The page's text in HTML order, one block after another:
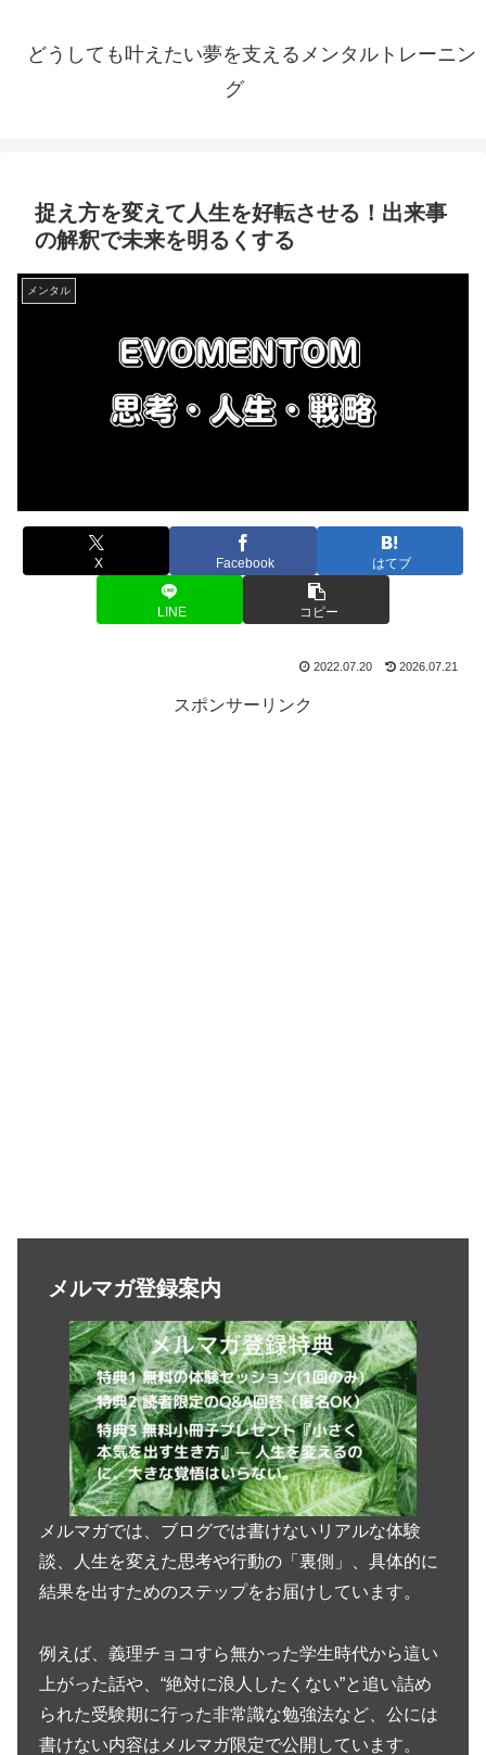
どうしても叶えたい夢を支えるメンタルトレーニン
グ
捉え方を変えて人生を好転させる！出来事
の解釈で未来を明るくする
メンタル
X Facebook はてブ
LINE コピー
2022.07.20 2026.07.21
スポンサーリンク
メルマガ登録案内
メルマガでは、ブログでは書けないリアルな体験
談、人生を変えた思考や行動の「裏側」、具体的に
結果を出すためのステップをお届けしています。
例えば、義理チョコすら無かった学生時代から這い
上がった話や、“絶対に浪人したくない”と追い詰め
られた受験期に行った非常識な勉強法など、公には
書けない内容はメルマガ限定で公開しています。